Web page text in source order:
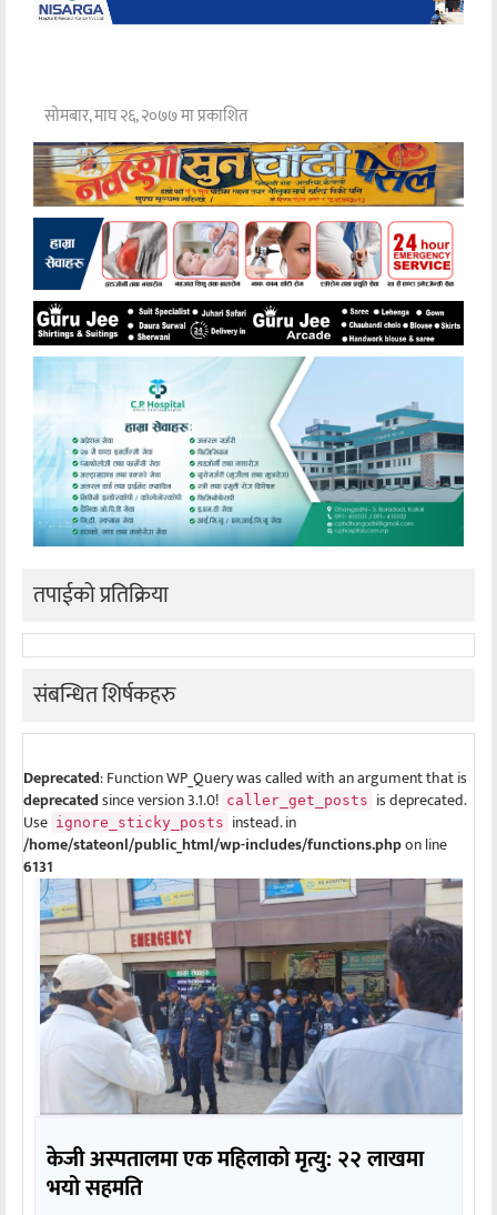
सोमबार, माघ २६, २०७७ मा प्रकाशित
तपाईको प्रतिक्रिया
संबन्धित शिर्षकहरु
Deprecated: Function WP_Query was called with an argument that is
deprecatedsince version 3.1.0! caller_get_posts is deprecated.
Use ignore_sticky_posts instead. in
/home/stateonl/public_html/wp-includes/functions.phpon line
6131
केजी अस्पतालमा एक महिलाको मृत्यु: २२ लाखमा
भयो सहमति